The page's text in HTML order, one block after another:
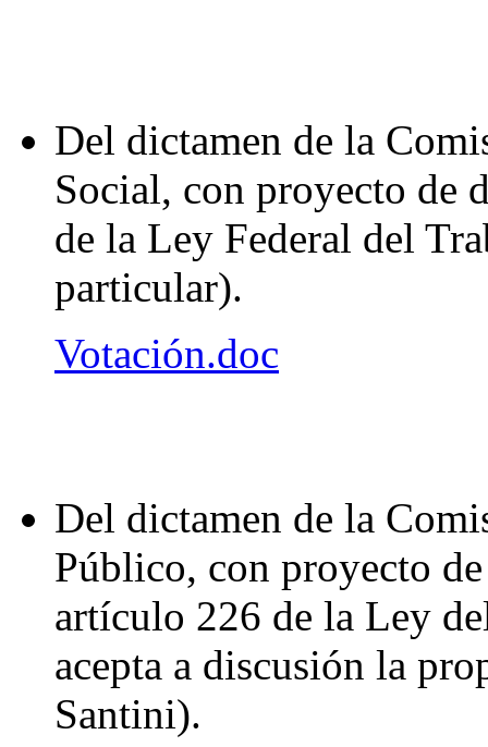
Del dictamen de la
Social, con proyecto de
de la Ley Federal del
particular).
Votación.doc
Del dictamen de la
Público, con proyecto
artículo 226 de la Ley
acepta a discusión la
Santini).